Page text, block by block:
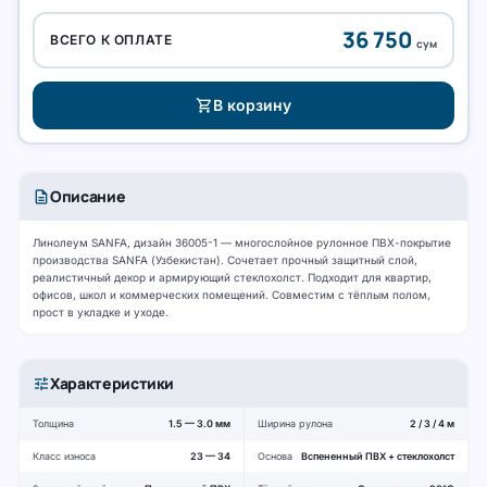
ВСЕГО К ОПЛАТЕ 36 750 сум
shopping_cartВ корзину
descriptionОписание
Линолеум SANFA, дизайн 36005-1 — многослойное рулонное ПВХ-покрытие
производства SANFA (Узбекистан). Сочетает прочный защитный слой,
реалистичный декор и армирующий стеклохолст. Подходит для квартир,
офисов, школ и коммерческих помещений. Совместим с тёплым полом,
прост в укладке и уходе.
tuneХарактеристики
Толщина 1.5 — 3.0 мм
Класс износа 23 — 34
Ширина рулона 2 / 3 / 4 м
Основа Вспененный ПВХ + стеклохолст